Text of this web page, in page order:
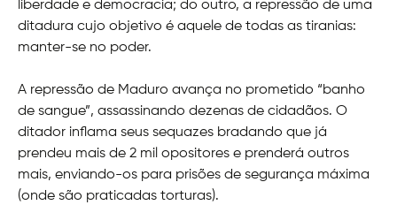
liberdade e democracia; do outro, a repressão de uma
ditadura cujo objetivo é aquele de todas as tiranias:
manter-se no poder.
A repressão de Maduro avança no prometido “banho
de sangue”, assassinando dezenas de cidadãos. O
ditador inflama seus sequazes bradando que já
prendeu mais de 2 mil opositores e prenderá outros
mais, enviando-os para prisões de segurança máxima
(onde são praticadas torturas).